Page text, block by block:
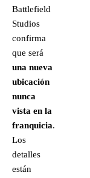
Battlefield
Studios
confirma
que será
una nueva
ubicación
nunca
vista en la
franquicia.
Los
detalles
están